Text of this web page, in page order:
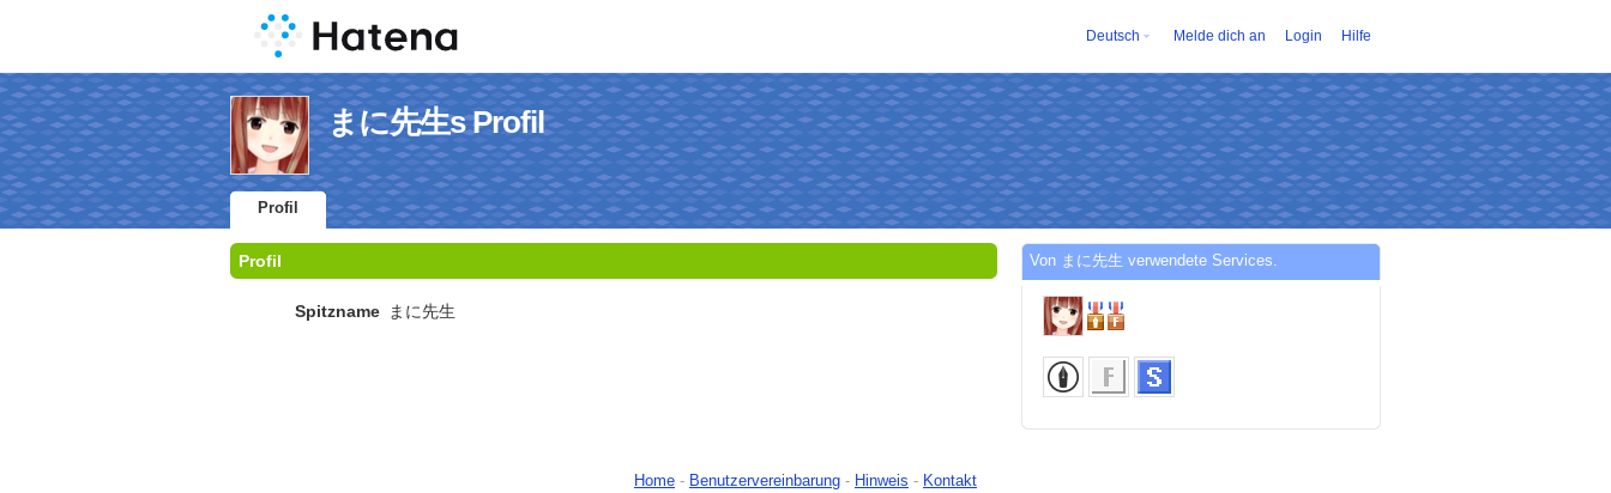
Deutsch Melde dich an Login Hilfe
まに先生s Profil
Profil
Profil
Spitzname まに先生
Von まに先生 verwendete Services.
Home - Benutzervereinbarung - Hinweis - Kontakt